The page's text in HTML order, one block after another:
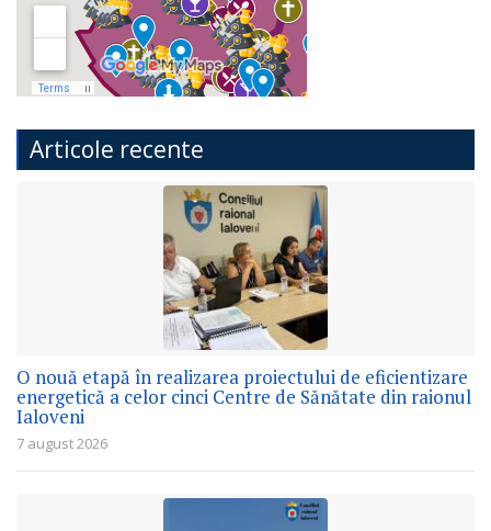
Articole recente
O nouă etapă în realizarea proiectului de eficientizare
energetică a celor cinci Centre de Sănătate din raionul
Ialoveni
7 august 2026